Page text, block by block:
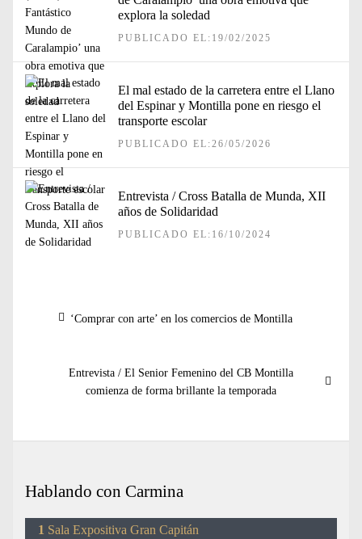
explora la soledad
PUBLICADO EL:19/02/2025
El mal estado de la carretera entre el Llano
del Espinar y Montilla pone en riesgo el
transporte escolar
PUBLICADO EL:26/05/2026
Entrevista / Cross Batalla de Munda, XII
años de Solidaridad
PUBLICADO EL:16/10/2024
Navegación
Entrada
‘Comprar con arte’ en los comercios de Montilla
Entrada
siguiente:
Entrevista / El Senior Femenino del CB Montilla
comienza de forma brillante la temporada
Hablando con Carmina
Sala Expositiva Gran Capitán